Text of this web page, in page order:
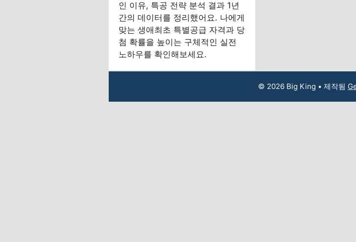
인 이유, 특공 전략 분석 결과 1년
간의 데이터를 정리했어요. 나에게
맞는 생애최초 특별공급 자격과 당
첨 확률을 높이는 구체적인 실전
노하우를 확인해보세요.
© 2026 Big King • 제작됨